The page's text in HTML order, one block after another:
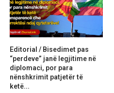
Editorial / Bisedimet pas
“perdeve” janë legjitime në
diplomaci, por para
nënshkrimit patjetër të
ketë...